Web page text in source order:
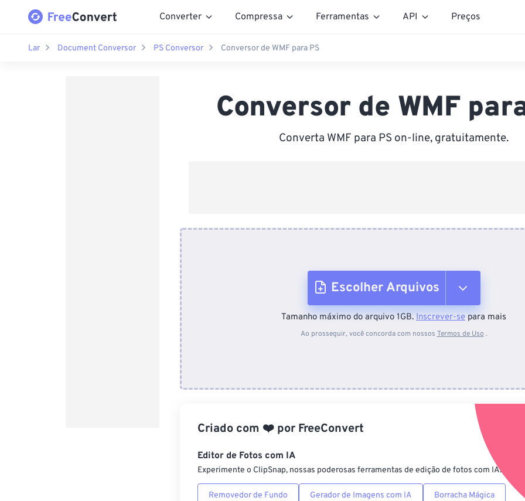
Converter Compressa Ferramentas API Preços
Lar Document Conversor PS Conversor Conversor de WMF para PS
Conversor de WMF
Converta WMF para PS on-line, gratuitamente.
Escolher Arquivos
Do dispositivo
Da URL
Tamanho máximo do arquivo 1GB. Inscrever-se para mais
Ao prosseguir, você concorda com nossos Termos de Uso .
Criado com ❤️ por FreeConvert
Editor de Fotos com IA
Experimente o ClipSnap, nossas poderosas ferramentas de edição de fotos com IA.
Removedor de Fundo Gerador de Imagens com IA Borracha Mágica